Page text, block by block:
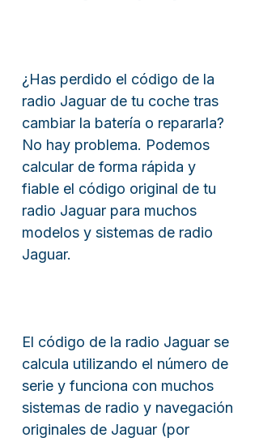
¿Has perdido el código de la
radio Jaguar de tu coche tras
cambiar la batería o repararla?
No hay problema. Podemos
calcular de forma rápida y
fiable el código original de tu
radio Jaguar para muchos
modelos y sistemas de radio
Jaguar.
El código de la radio Jaguar se
calcula utilizando el número de
serie y funciona con muchos
sistemas de radio y navegación
originales de Jaguar (por